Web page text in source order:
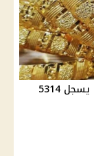
هبوط أسعار الذهب بالتحديث الجديد وعيار 24 يسجل 5314